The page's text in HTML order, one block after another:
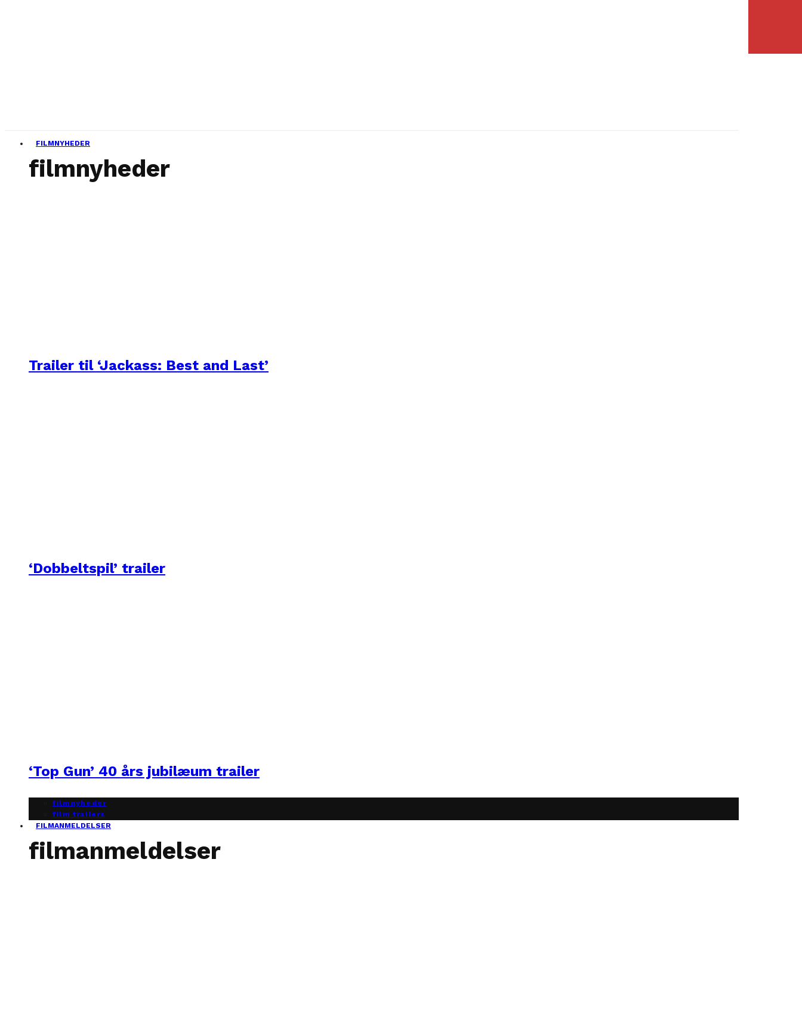
FILMNYHEDER
filmnyheder
Trailer til ‘Jackass: Best and Last’
‘Dobbeltspil’ trailer
‘Top Gun’ 40 års jubilæum trailer
filmnyheder
film trailers
FILMANMELDELSER
filmanmeldelser